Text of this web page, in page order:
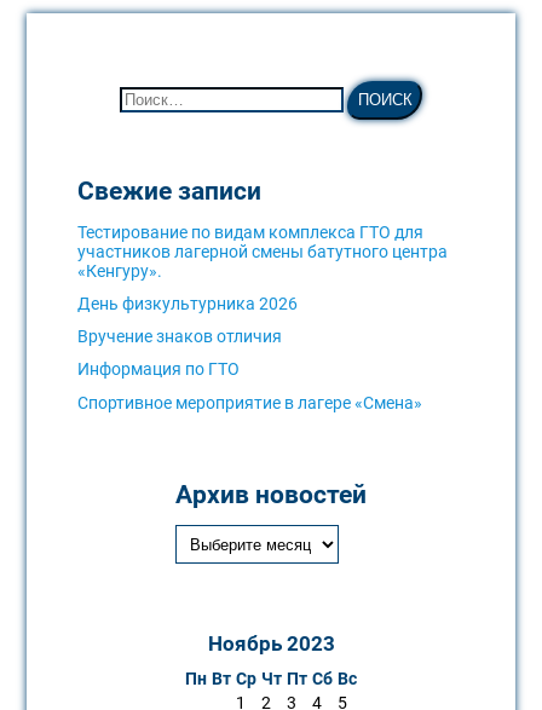
Свежие записи
Тестирование по видам комплекса ГТО для
участников лагерной смены батутного центра
«Кенгуру».
День физкультурника 2026
Вручение знаков отличия
Информация по ГТО
Спортивное мероприятие в лагере «Смена»
Архив новостей
Ноябрь 2023
Пн Вт Ср Чт Пт Сб Вс
1
2 3 4 5